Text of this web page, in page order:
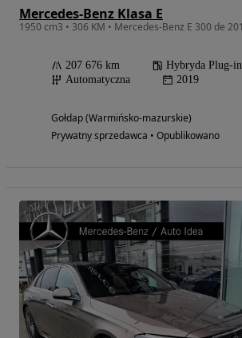
Mercedes-Benz Klasa E
207 676 km
Hybryda Plug-in
Automatyczna
2019
Gołdap (Warmińsko-mazurskie)
Prywatny sprzedawca • Opublikowano